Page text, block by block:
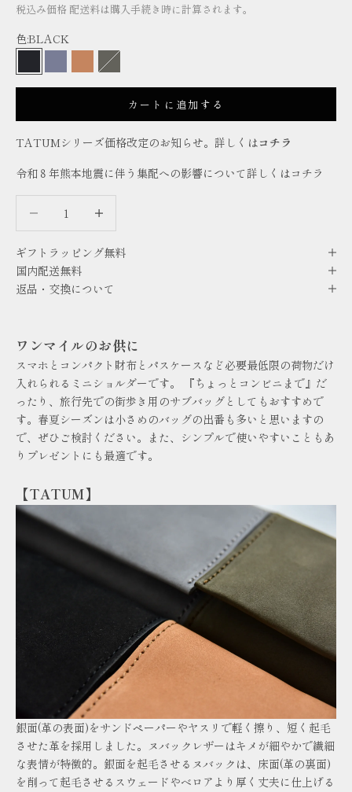
税込み価格 配送料は購入手続き時に計算されます。
色:BLACK
BLACKGRAYCAMELOLIVE
カートに追加する
TATUMシリーズ価格改定のお知らせ。詳しくはコチラ
令和８年熊本地震に伴う集配への影響について詳しくはコチラ
ギフトラッピング無料
国内配送無料
返品・交換について
ワンマイルのお供に
スマホとコンパクト財布とパスケースなど必要最低限の荷物だけ
入れられるミニショルダーです。 『ちょっとコンビニまで』だ
ったり、旅行先での街歩き用のサブバッグとしてもおすすめで
す。春夏シーズンは小さめのバッグの出番も多いと思いますの
で、ぜひご検討ください。また、シンプルで使いやすいこともあ
りプレゼントにも最適です。
【TATUM】
銀面(革の表面)をサンドペーパーやヤスリで軽く擦り、短く起毛
させた革を採用しました。ヌバックレザーはキメが細やかで繊細
な表情が特徴的。銀面を起毛させるヌバックは、床面(革の裏面)
を削って起毛させるスウェードやベロアより厚く丈夫に仕上げる